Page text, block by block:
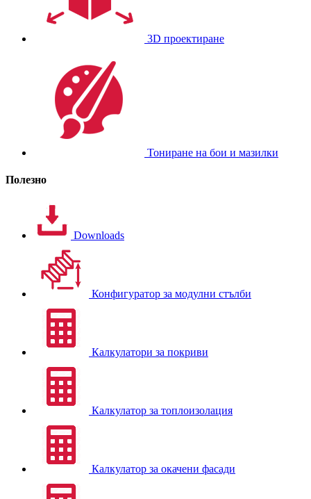
3D проектиране
Тониране на бои и мазилки
Полезно
Downloads
Конфигуратор за модулни стълби
Калкулатори за покриви
Калкулатор за топлоизолация
Калкулатор за окачени фасади